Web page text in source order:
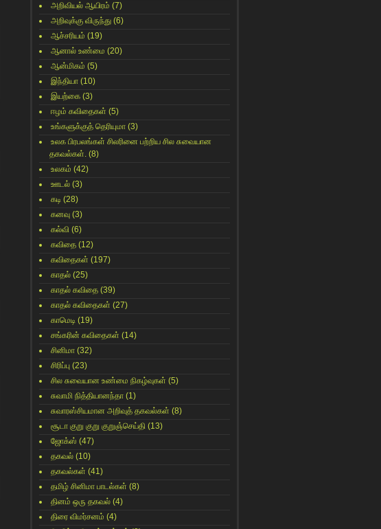
அறிவியல் ஆயிரம் (7)
அறிவுக்கு விருந்து (6)
ஆச்சரியம் (19)
ஆனால் உண்மை (20)
ஆன்மிகம் (5)
இந்தியா (10)
இயற்கை (3)
ஈழம் கவிதைகள் (5)
உங்களுக்குத் தெரியுமா (3)
உலக பிரபலங்கள் சிலரினை பற்றிய சில சுவையான
தகவல்கள். (8)
உலகம் (42)
ஊடல் (3)
கடி (28)
கனவு (3)
கல்வி (6)
கவிதை (12)
கவிதைகள் (197)
காதல் (25)
காதல் கவிதை (39)
காதல் கவிதைகள் (27)
காமெடி (19)
சங்கரின் கவிதைகள் (14)
சினிமா (32)
சிரிப்பு (23)
சில சுவையான உண்மை நிகழ்வுகள் (5)
சுவாமி நித்தியானந்தா (1)
சுவாரஸ்சியமான அறிவுத் தகவல்கள் (8)
சூடா குறு குறு குறுஞ்செய்தி (13)
ஜோக்ஸ் (47)
தகவல் (10)
தகவல்கள் (41)
தமிழ் சினிமா பாடல்கள் (8)
தினம் ஒரு தகவல் (4)
திரை விமர்சனம் (4)